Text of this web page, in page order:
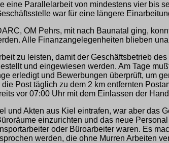
eine Parallelarbeit von mindestens vier bis
war für eine längere
OM Pehrs, mit nach Baunatal ging,
Alle Finanzangelegenheiten blieben
zu leisten, damit der Geschäftsbetrieb
und eingewiesen werden. Am Tage
erledigt und Bewerbungen überprüft, um
Post täglich zu dem 2 km entfernten
vor 07:00 Uhr mit dem Einlassen der
und Akten aus Kiel eintrafen, war aber das
einzurichten und das neue
oder Büroarbeiter waren. Es
werden, die ohne Murren Arbeiten